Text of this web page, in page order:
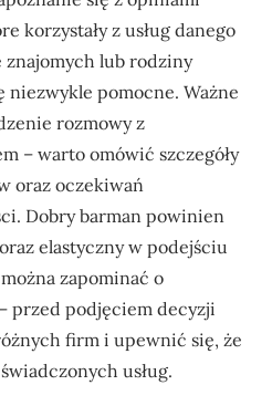
korzystały z usług danego
znajomych lub rodziny
niezwykle pomocne. Ważne
rozmowy z
– warto omówić szczegóły
oraz oczekiwań
Dobry barman powinien
elastyczny w podejściu
zapominać o
przed podjęciem decyzji
firm i upewnić się, że
usług.